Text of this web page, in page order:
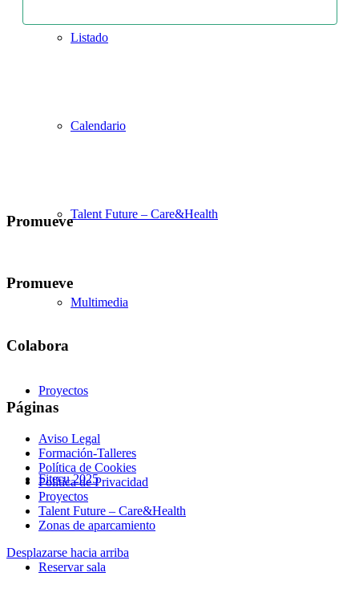
Listado
Calendario
Talent Future – Care&Health
Multimedia
Proyectos
Fitecu 2025
Reservar sala
Eventos
Promueve
Promueve
Colabora
Páginas
Aviso Legal
Formación-Talleres
Política de Cookies
Política de Privacidad
Proyectos
Talent Future – Care&Health
Zonas de aparcamiento
Desplazarse hacia arriba